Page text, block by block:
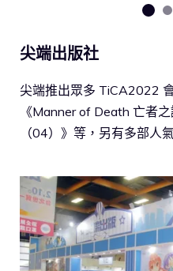
尖端出版社
尖端推出眾多 TiCA2022
《Manner of Death 亡者
（04）》等，另有多部人